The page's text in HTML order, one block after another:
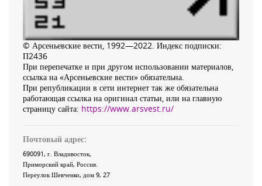
© Арсеньевские вести, 1992—2022. Индекс подписки:
П2436
При перепечатке и при другом использовании материалов,
ссылка на «Арсеньевские вести» обязательна.
При републикации в сети интернет так же обязательна
работающая ссылка на оригинал статьи, или на главную
страницу сайта: https://www.arsvest.ru/
Почтовый адрес:
690091, г. Владивосток,
Приморский край, Россия
Переулок Шевченко, дом 9, 27